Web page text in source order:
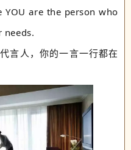
are the person who
言人，你的一言一行都在